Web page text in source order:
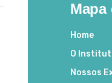
Mapa
Home
O
Nossos